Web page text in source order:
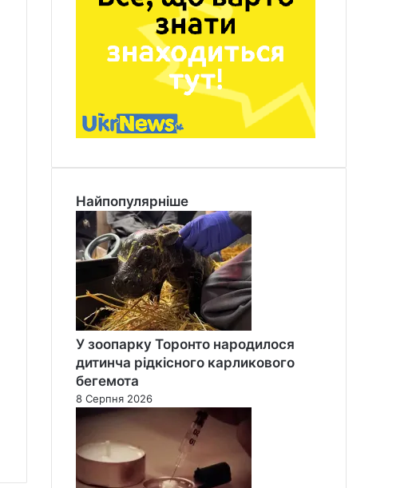
Найпопулярніше
У зоопарку Торонто народилося
дитинча рідкісного карликового
бегемота
8 Серпня 2026